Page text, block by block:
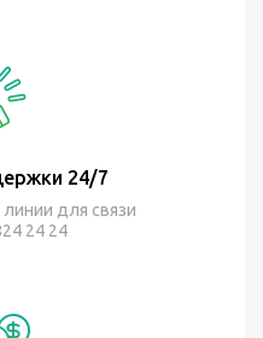
24/7
для связи
24 24